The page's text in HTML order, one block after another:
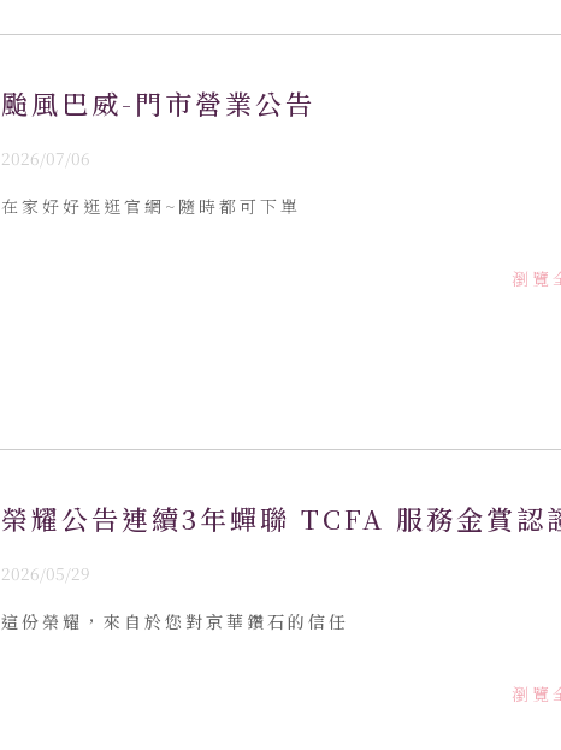
颱風巴威-門市營業公告
2026/07/06
在家好好逛逛官網~隨時都可下單
瀏覽
榮耀公告連續3年蟬聯 TCFA 服務金賞認
2026/05/29
這份榮耀，來自於您對京華鑽石的信任
瀏覽